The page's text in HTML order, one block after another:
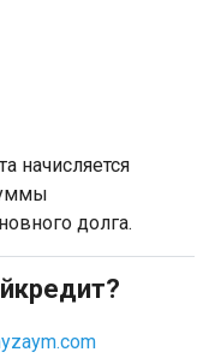
начисляется
долга.